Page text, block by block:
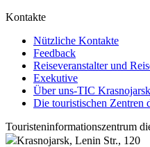
Kontakte
Nützliche Kontakte
Feedback
Reiseveranstalter und
Exekutive
Über uns-TIC Krasnojarsk
Die touristischen Zentren
Touristeninformationszentrum
Krasnojarsk, Lenin Str., 120